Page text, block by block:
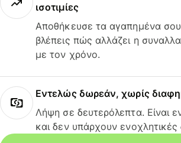
ισοτιμίες
Αποθήκευσε τα αγαπημένα
βλέπεις πώς αλλάζει η
με τον χρόνο.
Εντελώς δωρεάν, χωρίς
Λήψη σε δευτερόλεπτα. Είναι
και δεν υπάρχουν ενοχλητικές